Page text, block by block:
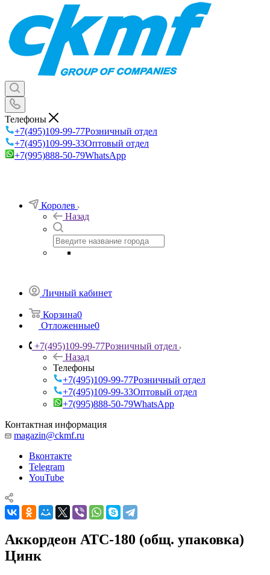
Телефоны
+7(495)109-99-77Розничный отдел
+7(495)109-99-33Оптовый отдел
+7(995)888-50-79WhatsApp
Королев
Назад
Личный кабинет
Корзина0
Отложенные0
+7(495)109-99-77Розничный отдел
Назад
Телефоны
+7(495)109-99-77Розничный отдел
+7(495)109-99-33Оптовый отдел
+7(995)888-50-79WhatsApp
Контактная информация
magazin@ckmf.ru
Вконтакте
Telegram
YouTube
Аккордеон АТС-180 (общ. упаковка)
Цинк